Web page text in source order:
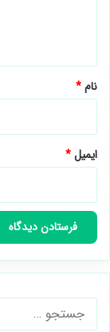
نام*
ایمیل*